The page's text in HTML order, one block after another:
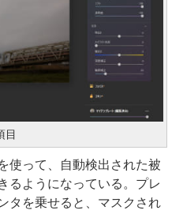
目
使って、自動検出された被
るようになっている。プレ
タを乗せると、マスクされ